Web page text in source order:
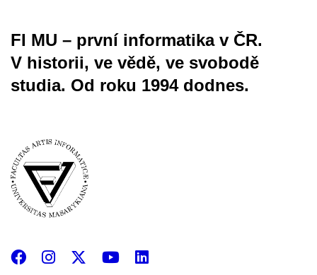
FI MU – první informatika v ČR.
V historii, ve vědě, ve svobodě
studia. Od roku 1994 dodnes.
Facebook
InstagramYouTube
LinkedIn